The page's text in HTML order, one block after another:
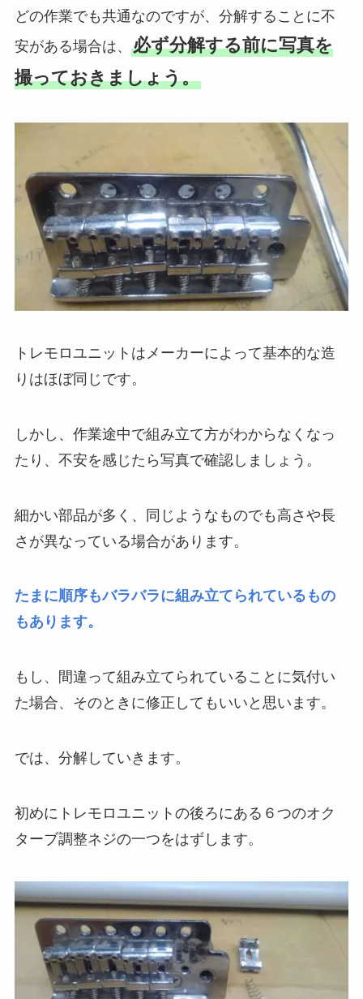
どの作業でも共通なのですが、分解することに不
安がある場合は、 必ず分解する前に写真を
撮っておきましょう。
トレモロユニットはメーカーによって基本的な造
りはほぼ同じです。
しかし、作業途中で組み立て方がわからなくなっ
たり、不安を感じたら写真で確認しましょう。
細かい部品が多く、同じようなものでも高さや長
さが異なっている場合があります。
たまに順序もバラバラに組み立てられているもの
もあります。
もし、間違って組み立てられていることに気付い
た場合、そのときに修正してもいいと思います。
では、分解していきます。
初めにトレモロユニットの後ろにある６つのオク
ターブ調整ネジの一つをはずします。